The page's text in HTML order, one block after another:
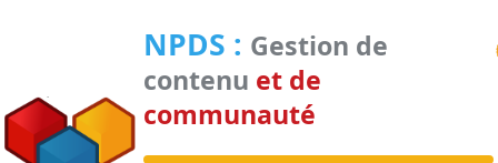
NPDS : Gestion de
contenu et de
communauté